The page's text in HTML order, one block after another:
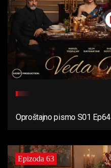
Oproštajno pismo S01 Ep64
Epizoda 63